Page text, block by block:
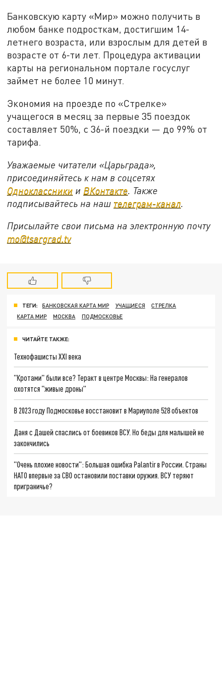
Банковскую карту «Мир» можно получить в
любом банке подросткам, достигшим 14-
летнего возраста, или взрослым для детей в
возрасте от 6-ти лет. Процедура активации
карты на региональном портале госуслуг
займет не более 10 минут.
Экономия на проезде по «Стрелке»
учащегося в месяц за первые 35 поездок
составляет 50%, с 36-й поездки — до 99% от
тарифа.
Уважаемые читатели «Царьграда»,
присоединяйтесь к нам в соцсетях
Одноклассники и ВКонтакте . Также
подписывайтесь на наш телеграм-канал
Присылайте свои письма на электронную почту
mo@tsargrad.tv
ТЕГИ: БАНКОВСКАЯ КАРТА МИР УЧАЩИЕСЯ
СТРЕЛКА
КАРТА МИР
МОСКВА ПОДМОСКОВЬЕ
ЧИТАЙТЕ ТАКЖЕ:
Технофашисты XXI века
"Кротами" были все? Теракт в центре Москвы: На генералов
охотятся "живые дроны"
В 2023 году Подмосковье восстановит в Мариуполе 528 объектов
Даня с Дашей спаслись от боевиков ВСУ. Но беды для малышей не
закончились
"Очень плохие новости": Большая ошибка Palantir в России. Страны
НАТО впервые за СВО остановили поставки оружия. ВСУ теряют
приграничье?